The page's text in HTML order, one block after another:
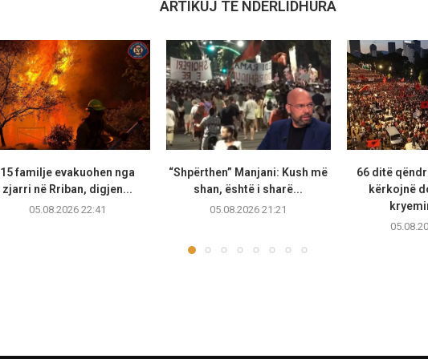
ARTIKUJ TË NDËRLIDHURA
15 familje evakuohen nga
zjarri në Rriban, digjen...
05.08.2026 22:41
“Shpërthen” Manjani: Kush më
shan, është i sharë...
05.08.2026 21:21
66 ditë
kërkojnë